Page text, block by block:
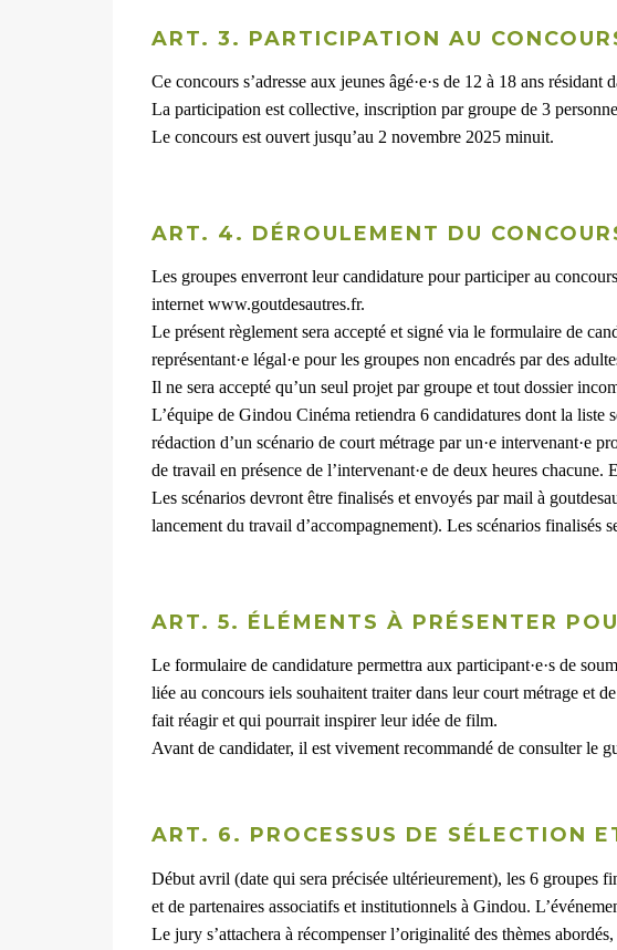
ART. 3. PARTICIPATION AU
Ce concours s’adresse aux jeunes âgé·e·s de 12 à 18 ans
La participation est collective, inscription par groupe de 3
Le concours est ouvert jusqu’au 2 novembre 2025 minuit.
ART. 4. DÉROULEMENT DU
Les groupes enverront leur candidature pour participer au
internet www.goutdesautres.fr.
Le présent règlement sera accepté et signé via le formulaire de
représentant·e légal·e pour les groupes non encadrés par des
Il ne sera accepté qu’un seul projet par groupe et tout dossier
L’équipe de Gindou Cinéma retiendra 6 candidatures dont la liste
rédaction d’un scénario de court métrage par un·e intervenant·e
de travail en présence de l’intervenant·e de deux heures
Les scénarios devront être finalisés et envoyés par mail à
lancement du travail d’accompagnement). Les scénarios finalisés
ART. 5. ÉLÉMENTS À PRÉSENTER
Le formulaire de candidature permettra aux participant·e·s de
liée au concours iels souhaitent traiter dans leur court métrage et
fait réagir et qui pourrait inspirer leur idée de film.
Avant de candidater, il est vivement recommandé de consulter le
ART. 6. PROCESSUS DE SÉLECTION
Début avril (date qui sera précisée ultérieurement), les 6 groupes
et de partenaires associatifs et institutionnels à Gindou.
Le jury s’attachera à récompenser l’originalité des thèmes